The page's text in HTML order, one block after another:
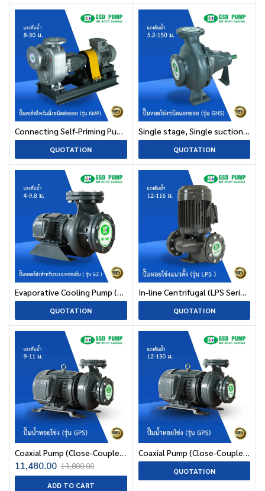
Connecting Self-Priming Pump (KMP Series)
QUOTATION
Single stage, Single suction centrifugal Pump Closed Impeller (GHS Series)
QUOTATION
Evaporative Cooling Pump (GZ Series)
QUOTATION
In-line Centrifugal (LPS Series)
QUOTATION
Coaxial Pump (Close-Coupled Centrifugal Pump) (G31-50 Series)
13,800.00
11,480.00
ADD TO CART
Coaxial Pump (Close-Coupled Centrifugal Pump) (GPS Series)
QUOTATION